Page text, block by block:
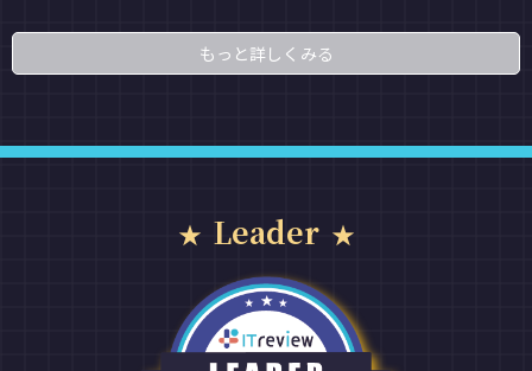
もっと詳しくみる
Leader